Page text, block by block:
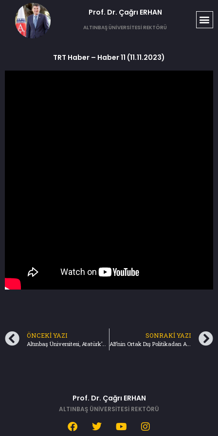
Prof. Dr. Çağrı ERHAN​
ALTINBAŞ ÜNİVERSİTESİ REKTÖRÜ
TRT Haber – Haber 11 (11.11.2023)
ÖNCEKI YAZI SONRAKI YAZI
AB’nin Ortak Dış Politikadan Anladığı Bu – Türkiye Gazetesi (12.11.2023)
Prof. Dr. Çağrı ERHAN
ALTINBAŞ ÜNİVERSİTESİ REKTÖRÜ